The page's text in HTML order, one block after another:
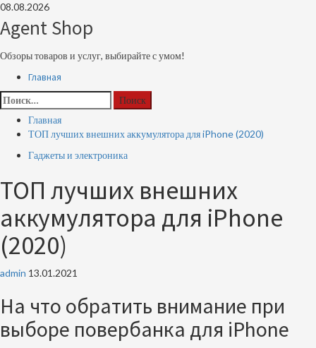
Перейти
к
содержимому
08.08.2026
Agent Shop
Обзоры товаров и услуг, выбирайте с умом!
Основное
меню
Главная
Найти:
Главная
ТОП лучших внешних аккумулятора для iPhone (2020)
Гаджеты и электроника
ТОП лучших внешних
аккумулятора для iPhone
(2020)
admin 13.01.2021
На что обратить внимание при
выборе повербанка для iPhone